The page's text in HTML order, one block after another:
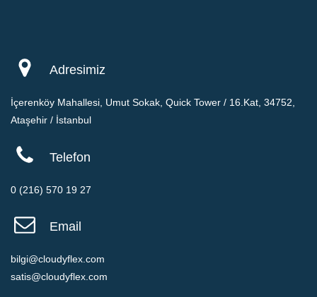
Adresimiz
İçerenköy Mahallesi, Umut Sokak, Quick Tower / 16.Kat, 34752,
Ataşehir / İstanbul
Telefon
0 (216) 570 19 27
Email
bilgi@cloudyflex.com
satis@cloudyflex.com